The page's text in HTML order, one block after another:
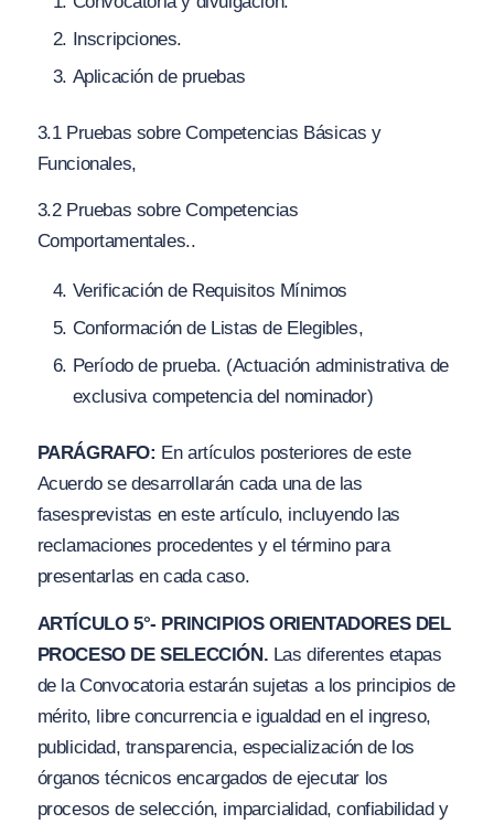
Inscripciones.
Aplicación de pruebas
3.1 Pruebas sobre Competencias Básicas y
Funcionales,
3.2 Pruebas sobre Competencias
Comportamentales..
Verificación de Requisitos Mínimos
Conformación de Listas de Elegibles,
Período de prueba. (Actuación administrativa de
exclusiva competencia del nominador)
PARÁGRAFO: En artículos posteriores de este
Acuerdo se desarrollarán cada una de las
fasesprevistas en este artículo, incluyendo las
reclamaciones procedentes y el término para
presentarlas en cada caso.
ARTÍCULO 5°- PRINCIPIOS ORIENTADORES DEL
PROCESO DE SELECCIÓN. Las diferentes etapas
de la Convocatoria estarán sujetas a los principios de
mérito, libre concurrencia e igualdad en el ingreso,
publicidad, transparencia, especialización de los
órganos técnicos encargados de ejecutar los
procesos de selección, imparcialidad, confiabilidad y